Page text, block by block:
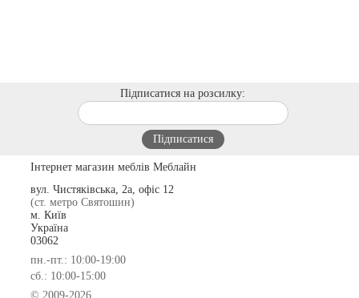
Підписатися на розсилку:
Інтернет магазин меблів Меблайн
вул. Чистяківська, 2а, офіс 12
(ст. метро Святошин)
м. Київ
Україна
03062
пн.-пт.: 10:00-19:00
сб.: 10:00-15:00
© 2009-2026